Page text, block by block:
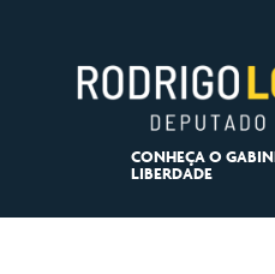
CONHEÇA O
LIBERDADE